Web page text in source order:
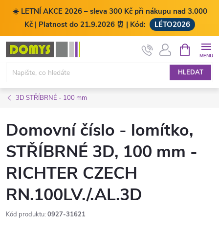
☀️ LETNÍ AKCE 2026 – sleva 300 Kč při nákupu nad 3.000
Kč | Platnost do 21.9.2026 ⏰ | Kód:
LÉTO2026
Přejít
obsah
HLEDAT
NÁKUPNÍ
KOŠÍK
3D STŘÍBRNÉ - 100 mm
Domovní číslo - lomítko,
STŘÍBRNÉ 3D, 100 mm -
RICHTER CZECH
RN.100LV./.AL.3D
Kód produktu: 0927-31621